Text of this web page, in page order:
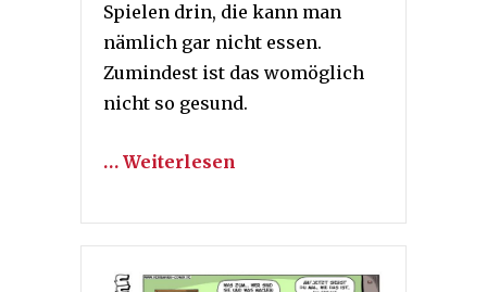
Spielen drin, die kann man
nämlich gar nicht essen.
Zumindest ist das womöglich
nicht so gesund.
… Weiterlesen